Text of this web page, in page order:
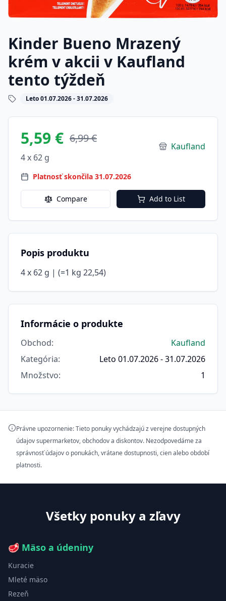
Kinder Bueno Mrazený
krém v akcii v Kaufland
tento týždeň
Leto 01.07.2026 - 31.07.2026
5,59 € 6,99 €
4 x 62 g
Kaufland
Platnosť skončila 31.07.2026
Compare Add to List
Popis produktu
4 x 62 g | (=1 kg 22,54)
Informácie o produkte
Obchod:
Kaufland
Kategória:
Leto 01.07.2026 - 31.07.2026
Množstvo: 1
Právne upozornenie: Tieto ponuky vychádzajú z verejne dostupných
údajov supermarketov, obchodov a diskontov. Nezodpovedáme za
správnosť údajov o ponukách, vrátane dostupnosti, cien alebo období
platnosti.
Všetky ponuky a zľavy
🥩 Mäso a údeniny
Kuracie
Mleté mäso
Rezeň